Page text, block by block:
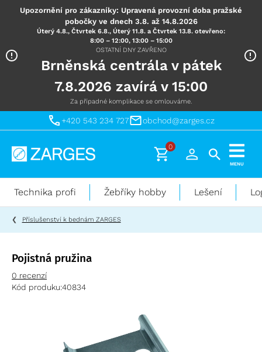
Upozornění pro zákazníky: Upravená provozní doba pražské
pobočky ve dnech 3.8. až 14.8.2026
Úterý 4.8., Čtvrtek 6.8., Úterý 11.8. a Čtvrtek 13.8. otevřeno:
8:00 – 12:00, 13:00 – 15:00
OSTATNÍ DNY ZAVŘENO
Brněnská centrála v pátek
7.8.2026 zavírá v 15:00
Za případné komplikace se omlouváme.
+420 543 234 727 obchod@zarges.cz
Technika
práci
výškách
0
MENU
Technika profi Žebříky hobby Lešení
Příslušenství k bednám ZARGES
Pojistná pružina
0 recenzí
Kód produku:40834